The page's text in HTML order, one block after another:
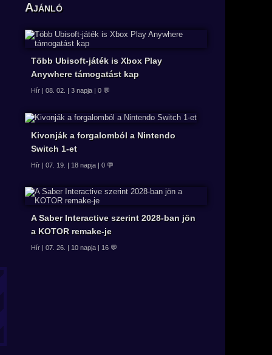
Ajánló
Több Ubisoft-játék is Xbox Play
Anywhere támogatást kap
Hír | 08. 02. | 3 napja | 0 💬
Kivonják a forgalomból a Nintendo
Switch 1-et
Hír | 07. 19. | 18 napja | 0 💬
A Saber Interactive szerint 2028-ban jön
a KOTOR remake-je
Hír | 07. 26. | 10 napja | 16 💬